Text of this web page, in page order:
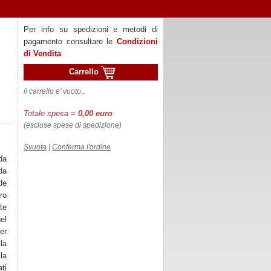
Per info su spedizioni e metodi di
pagamento consultare le Condizioni
di Vendita
Carrello
il carrello e' vuoto..
Totale spesa = 0,00 euro
(escluse spese di spedizione)
Svuota Conferma l'ordine